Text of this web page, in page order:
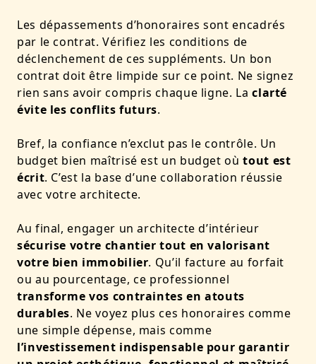
Les dépassements d’honoraires sont encadrés
par le contrat. Vérifiez les conditions de
déclenchement de ces suppléments. Un bon
contrat doit être limpide sur ce point. Ne signez
rien sans avoir compris chaque ligne. Laclarté
évite les conflits futurs.
Bref, la confiance n’exclut pas le contrôle. Un
budget bien maîtrisé est un budget oùtout est
écrit. C’est la base d’une collaboration réussie
avec votre architecte.
Au final, engager un architecte d’intérieur
sécurise votre chantier tout en valorisant
votre bien immobilier. Qu’il facture au forfait
ou au pourcentage, ce professionnel
transforme vos contraintes en atouts
durables. Ne voyez plus ces honoraires comme
une simple dépense, mais comme
l’investissement indispensable pour garantir